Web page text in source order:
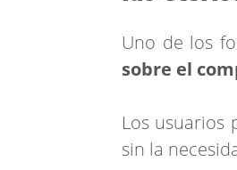
Uno de los
sobre el
Los usuarios
sin la